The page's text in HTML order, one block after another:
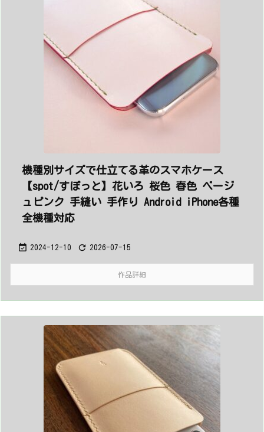
機種別サイズで仕立てる革のスマホケース
【spot/すぽっと】花いろ 桜色 春色 ベージ
ュピンク 手縫い 手作り Android iPhone各種
全機種対応
 2024-12-10  2026-07-15
作品詳細